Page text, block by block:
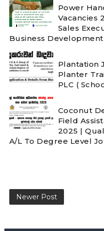
Power
Vacancies
Sales
Business
Plantation
Planter
PLC (
Coconut
Field
2025 |
A/L To Degree Level
Newer Post